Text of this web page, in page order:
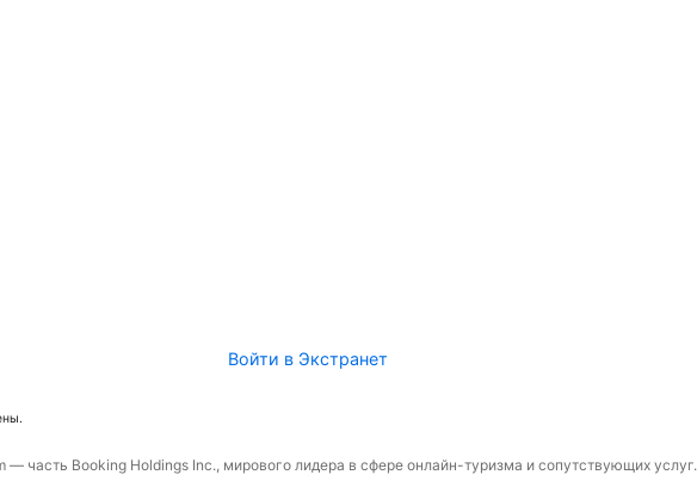
Войти в Экстранет
— часть Booking Holdings Inc., мирового лидера в сфере онлайн-туризма и сопутствующих услуг.